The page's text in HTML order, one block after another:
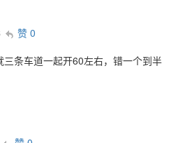
赞 0
条车道一起开60左右，错一个到半